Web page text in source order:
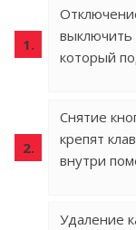
выключить
который
Снятие
крепят
внутри
Удаление